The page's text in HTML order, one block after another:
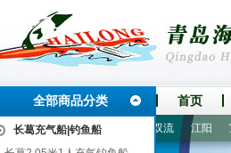
全部商品分类 首页
长葛充气船|钓鱼船
孟村回族自治县 商河 江阳 宜丰